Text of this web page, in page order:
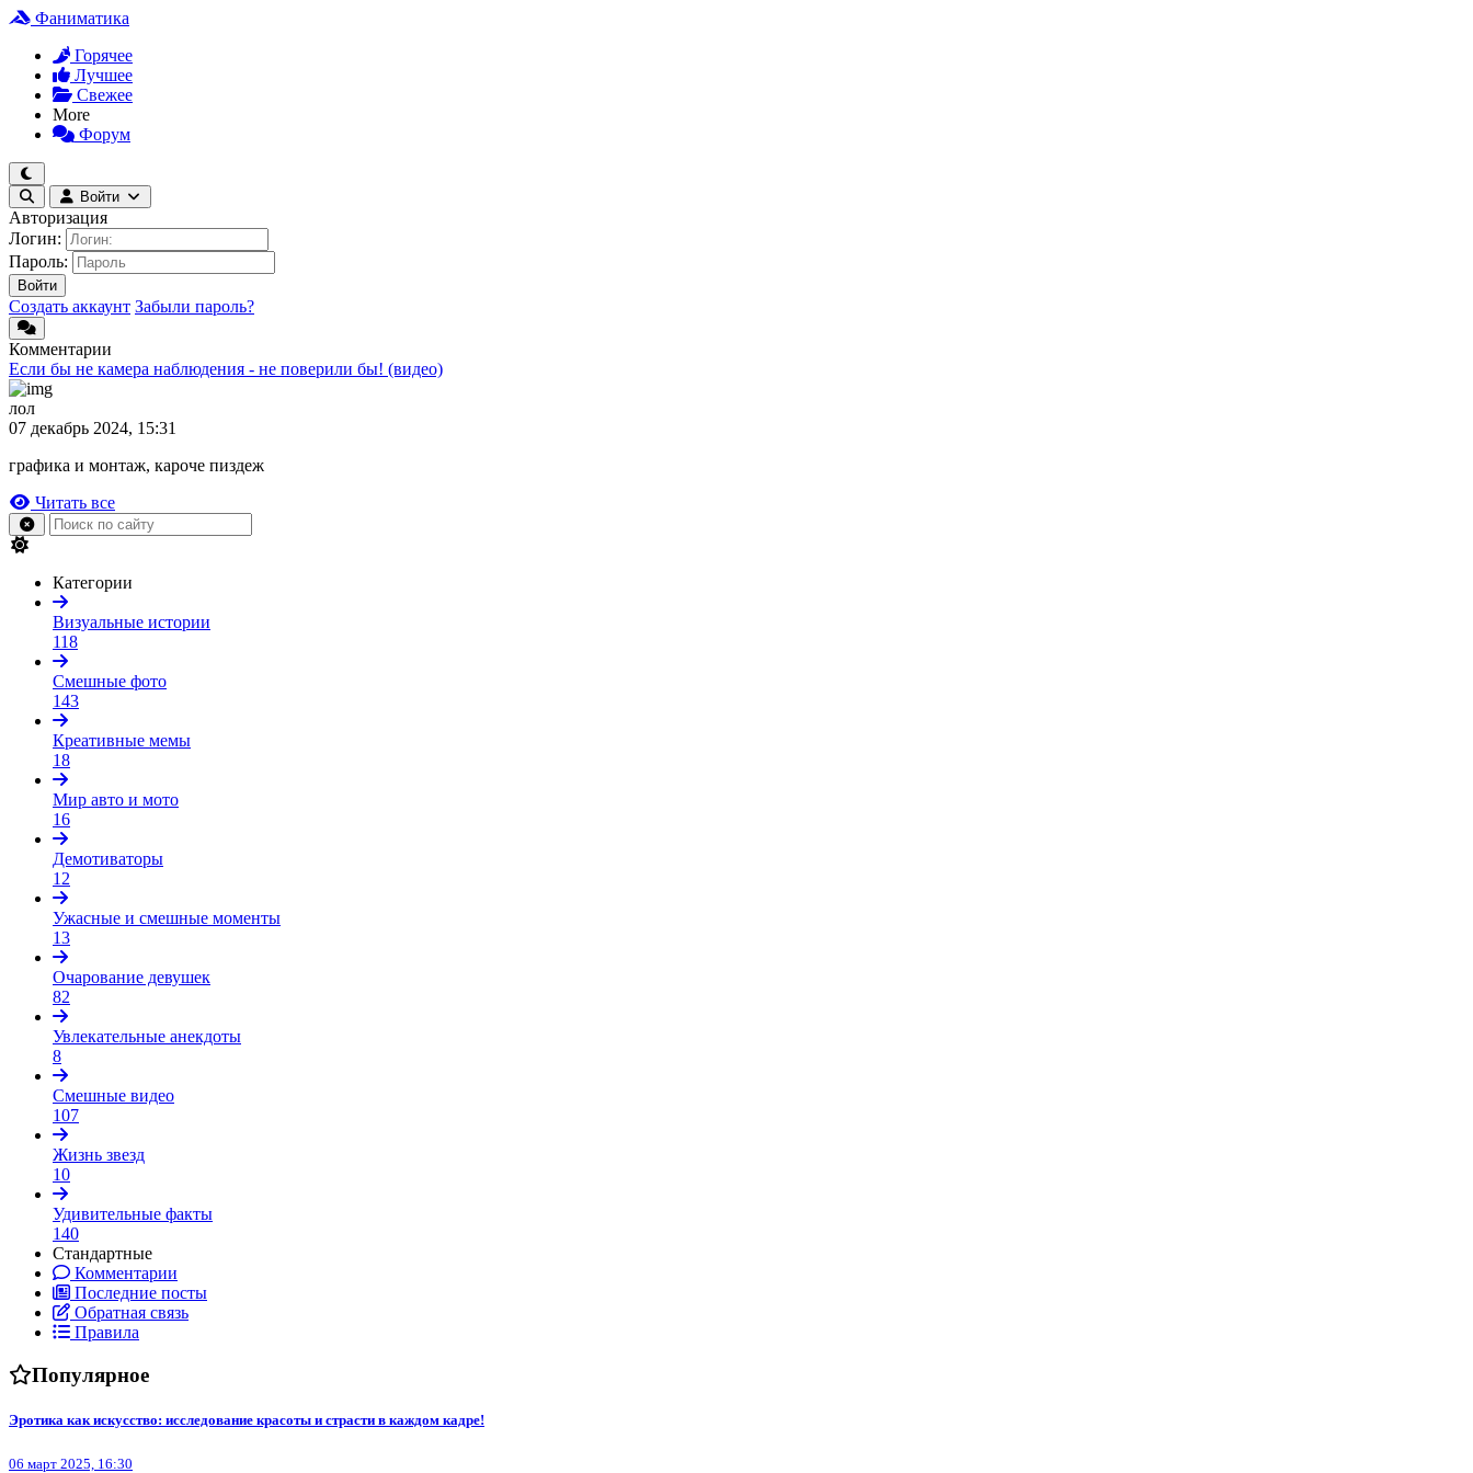
Фаниматика
Горячее
Лучшее
Свежее
More
Форум
Войти
Авторизация
Логин:
Пароль:
Войти
Создать аккаунт Забыли пароль?
Комментарии
Если бы не камера наблюдения - не поверили бы! (видео)
лол
07 декабрь 2024, 15:31
графика и монтаж, кароче пиздеж
Читать все
Категории
Визуальные истории
118
Смешные фото
143
Креативные мемы
18
Мир авто и мото
16
Демотиваторы
12
Ужасные и смешные моменты
13
Очарование девушек
82
Увлекательные анекдоты
8
Смешные видео
107
Жизнь звезд
10
Удивительные факты
140
Стандартные
Комментарии
Последние посты
Обратная связь
Правила
Популярное
Эротика как искусство: исследование красоты и страсти в каждом кадре!
06 март 2025, 16:30